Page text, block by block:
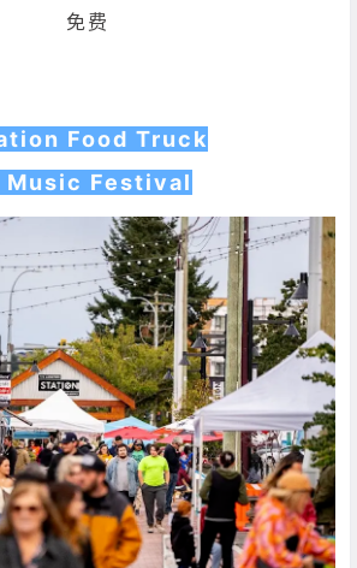
免费
Food Truck
Music Festival